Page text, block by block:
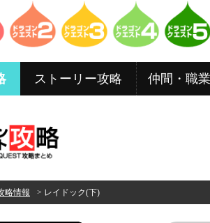
ストーリー攻略 仲間・職業
略情報 > レイドック(下)